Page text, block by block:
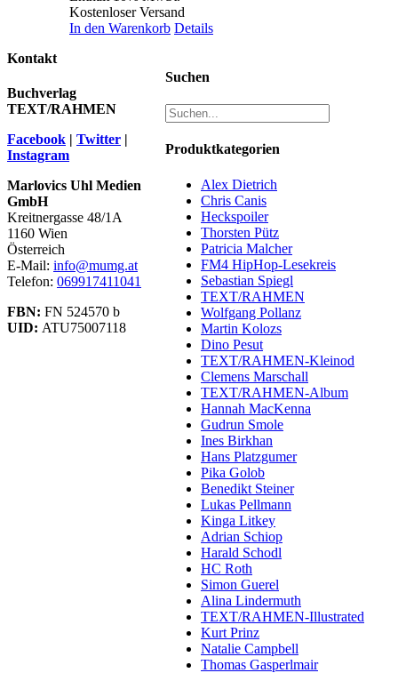
Kostenloser Versand
In den Warenkorb Details
Suchen
Produktkategorien
Alex Dietrich
Chris Canis
Heckspoiler
Thorsten Pütz
Patricia Malcher
FM4 HipHop-Lesekreis
Sebastian Spiegl
TEXT/RAHMEN
Wolfgang Pollanz
Martin Kolozs
Dino Pesut
TEXT/RAHMEN-Kleinod
Clemens Marschall
TEXT/RAHMEN-Album
Hannah MacKenna
Gudrun Smole
Ines Birkhan
Hans Platzgumer
Pika Golob
Benedikt Steiner
Lukas Pellmann
Kinga Litkey
Adrian Schiop
Harald Schodl
HC Roth
Simon Guerel
Alina Lindermuth
TEXT/RAHMEN-Illustrated
Kurt Prinz
Natalie Campbell
Thomas Gasperlmair
Kontakt
Buchverlag
TEXT/RAHMEN
Facebook | Twitter |
Instagram
Marlovics Uhl Medien
GmbH
Kreitnergasse 48/1A
1160 Wien
Österreich
E-Mail: info@mumg.at
Telefon: 069917411041
FBN: FN 524570 b
UID: ATU75007118